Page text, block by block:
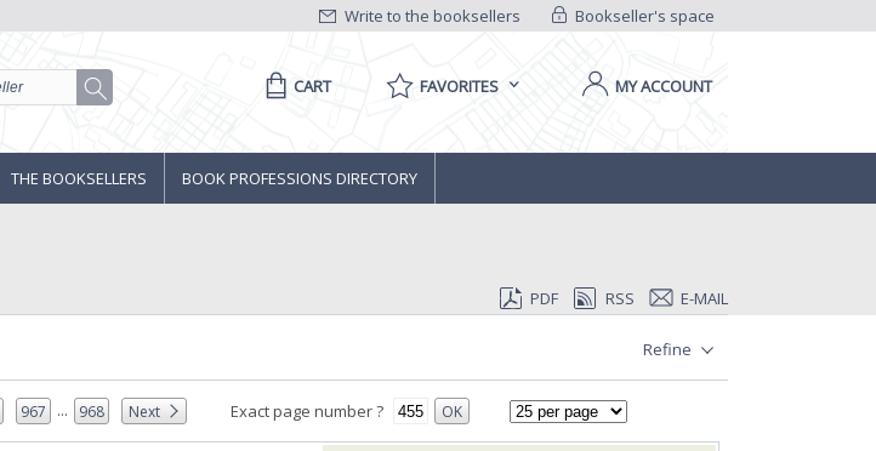
Bookseller's space
Write to the booksellers
CART FAVORITES MY ACCOUNT
THE BOOKSELLERS BOOK PROFESSIONS DIRECTORY
PDF RSS E-MAIL
Refine
967 ... 968 Next Exact page number ? OK